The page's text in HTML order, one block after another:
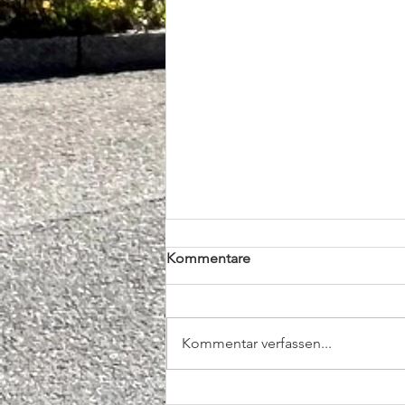
Kommentare
Kommentar verfassen...